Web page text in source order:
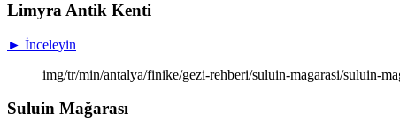
Limyra Antik Kenti
► İnceleyin
img/tr/min/antalya/finike/gezi-rehberi/suluin-magarasi/suluin-
Suluin Mağarası